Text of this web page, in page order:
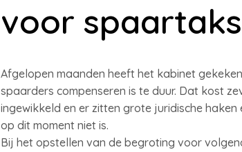
voor spaartaks
Afgelopen maanden heeft het kabinet
spaarders compenseren is te duur. Dat kost
ingewikkeld en er zitten grote juridische
op dit moment niet is.
Bij het opstellen van de begroting voor